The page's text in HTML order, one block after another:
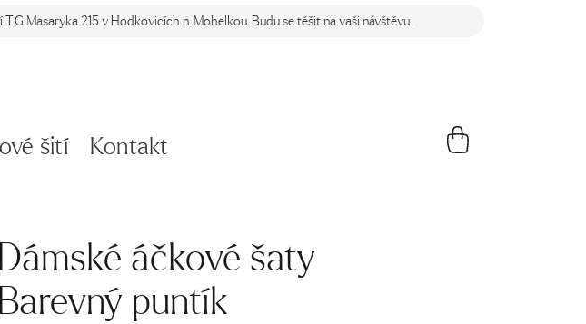
215 v Hodkovicích n. Mohelkou. Budu se těšit na vaši návštěvu.
šití Kontakt
Dámské áčkové šaty
Barevný puntík